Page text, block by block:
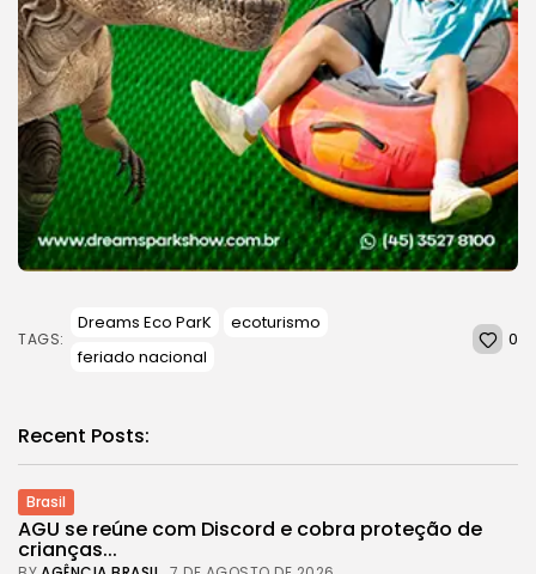
TAGS:
Dreams Eco ParK
ecoturismo
feriado nacional
0
Recent Posts:
Brasil
AGU se reúne com Discord e cobra proteção de
crianças...